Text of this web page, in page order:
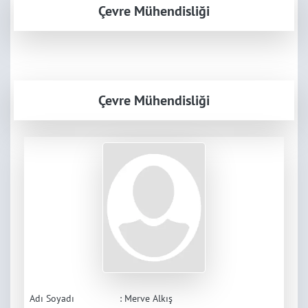
Çevre Mühendisliği
Çevre Mühendisliği
Adı Soyadı : Merve Alkış